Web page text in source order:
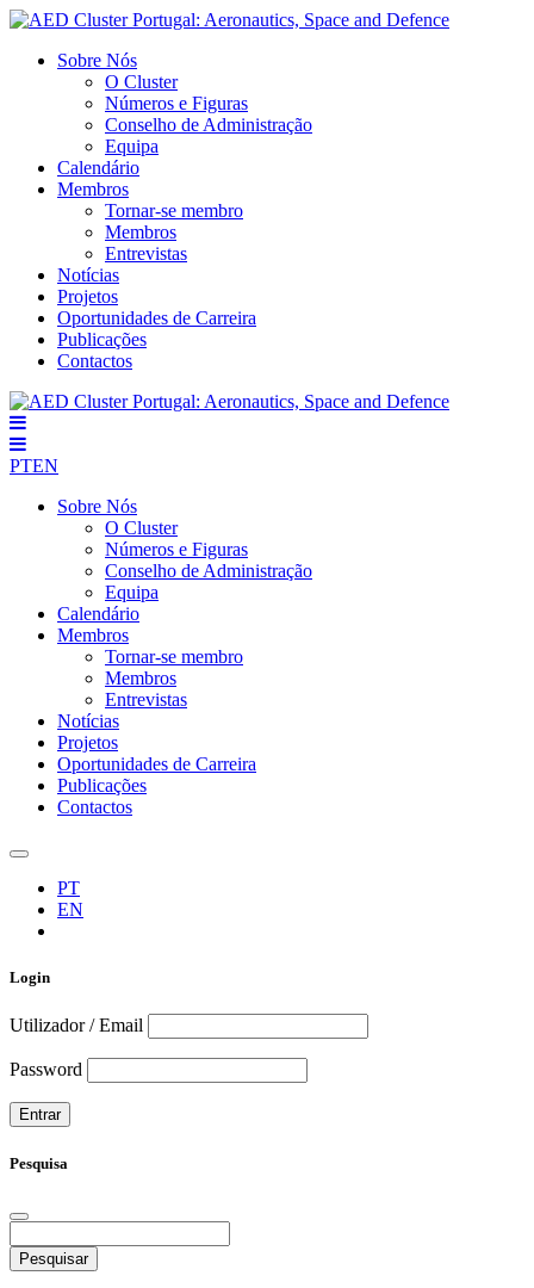
Sobre Nós
O Cluster
Números e Figuras
Conselho de Administração
Equipa
Calendário
Membros
Tornar-se membro
Membros
Entrevistas
Notícias
Projetos
Oportunidades de Carreira
Publicações
Contactos
PTEN
Sobre Nós
O Cluster
Números e Figuras
Conselho de Administração
Equipa
Calendário
Membros
Tornar-se membro
Membros
Entrevistas
Notícias
Projetos
Oportunidades de Carreira
Publicações
Contactos
PT
EN
Login
Utilizador / Email
Password
Pesquisa
Pesquisar